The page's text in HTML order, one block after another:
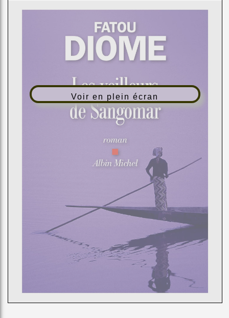
Voir en plein écran